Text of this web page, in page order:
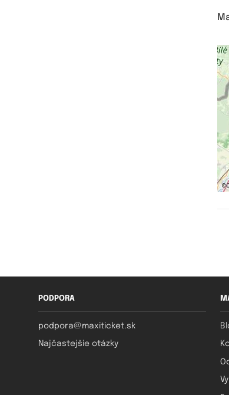
PODPORA
podpora@maxiticket.sk
Najčastejšie otázky